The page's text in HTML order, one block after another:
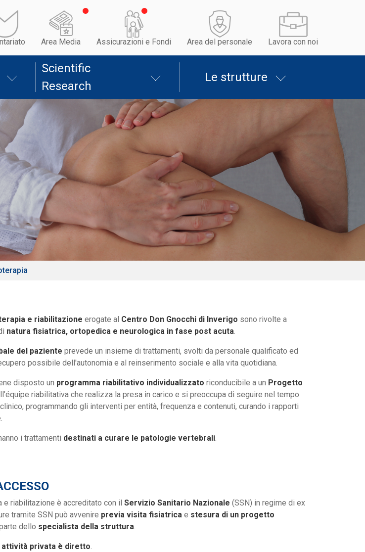
Area Media Assicurazioni e Fondi Area del personale Lavora con noi
Scientific
Research
Le strutture
e riabilitazione erogate al Centro Don Gnocchi di Inverigo sono rivolte a
natura fisiatrica, ortopedica e neurologica in fase post acuta.
del paziente prevede un insieme di trattamenti, svolti da personale qualificato ed
possibile dell'autonomia e al reinserimento sociale e alla vita quotidiana.
disposto un programma riabilitativo individualizzato riconducibile a un Progetto
riabilitativa che realizza la presa in carico e si preoccupa di seguire nel tempo
programmando gli interventi per entità, frequenza e contenuti, curando i rapporti
i trattamenti destinati a curare le patologie vertebrali.
e riabilitazione è accreditato con il Servizio Sanitario Nazionale (SSN) in regime di ex
tramite SSN può avvenire previa visita fisiatrica e stesura di un progetto
dello specialista della struttura.
attività privata è diretto.